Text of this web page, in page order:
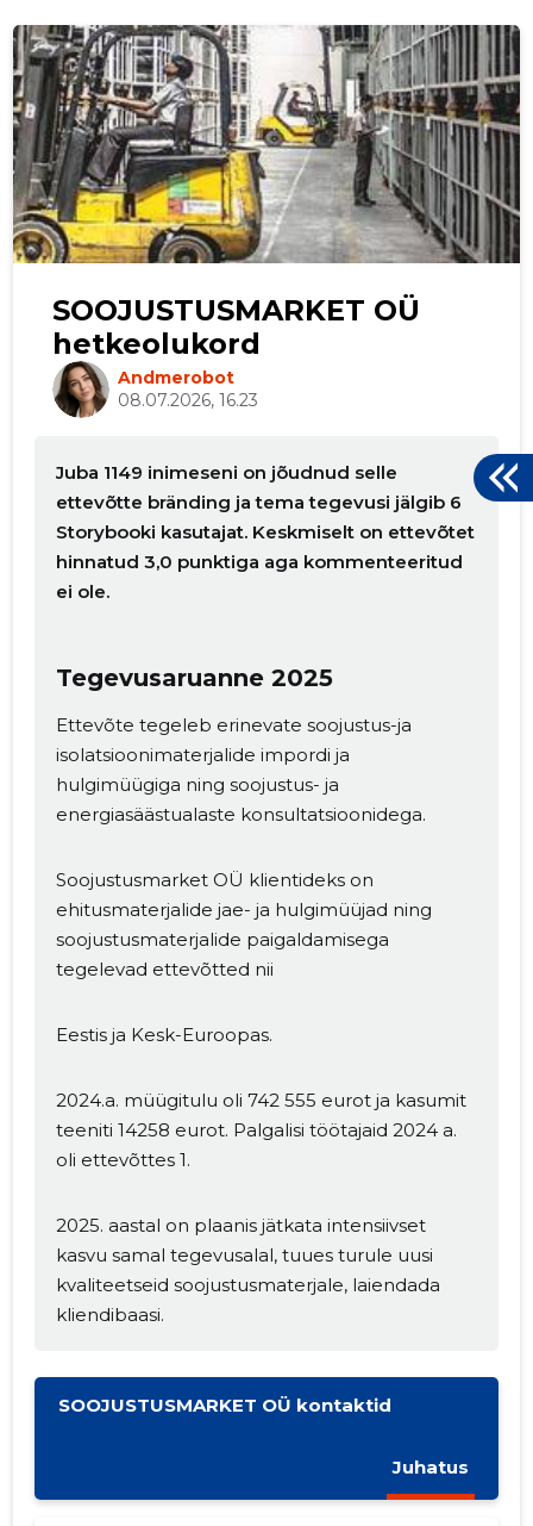
SOOJUSTUSMARKET OÜ
hetkeolukord
Andmerobot
08.07.2026, 16.23
Juba 1149 inimeseni on jõudnud selle
ettevõtte bränding ja tema tegevusi jälgib 6
Storybooki kasutajat. Keskmiselt on ettevõtet
hinnatud 3,0 punktiga aga kommenteeritud
ei ole.
Tegevusaruanne 2025
Ettevõte tegeleb erinevate soojustus-ja
isolatsioonimaterjalide impordi ja
hulgimüügiga ning soojustus- ja
energiasäästualaste konsultatsioonidega.
Soojustusmarket OÜ klientideks on
ehitusmaterjalide jae- ja hulgimüüjad ning
soojustusmaterjalide paigaldamisega
tegelevad ettevõtted nii
Eestis ja Kesk-Euroopas.
2024.a. müügitulu oli 742 555 eurot ja kasumit
teeniti 14258 eurot. Palgalisi töötajaid 2024 a.
oli ettevõttes 1.
2025. aastal on plaanis jätkata intensiivset
kasvu samal tegevusalal, tuues turule uusi
kvaliteetseid soojustusmaterjale, laiendada
kliendibaasi.
SOOJUSTUSMARKET OÜ kontaktid
Juhatus
Muuda pildi
kirjeldust
MUUDA